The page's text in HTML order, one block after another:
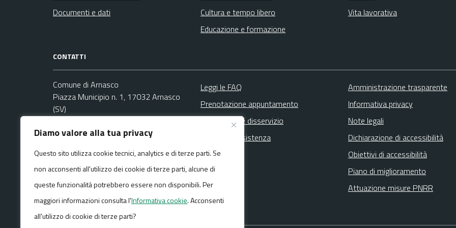
Diamo valore alla tua privacy
Questo sito utilizza cookie tecnici, analytics e di terze parti. Se
non acconsenti all'utilizzo dei cookie di terze parti, alcune di
queste funzionalità potrebbero essere non disponibili. Per
maggiori informazioni consulta l'Informativa cookie. Acconsenti
all'utilizzo di cookie di terze parti?
Documenti e dati
Cultura e tempo libero
Educazione e formazione
Vita lavorativa
CONTATTI
Comune di Arnasco
Piazza Municipio n. 1, 17032 Arnasco
(SV)
Email:info@comunearnasco.it
PEC:comunearnasco@pec.it
Centralino unico: +39 0182 761020
Leggi le FAQ
Prenotazione appuntamento
Segnalazione disservizio
Richiesta assistenza
Amministrazione trasparente
Informativa privacy
Note legali
Dichiarazione di accessibilità
Obiettivi di accessibilità
Piano di miglioramento
Attuazione misure PNRR